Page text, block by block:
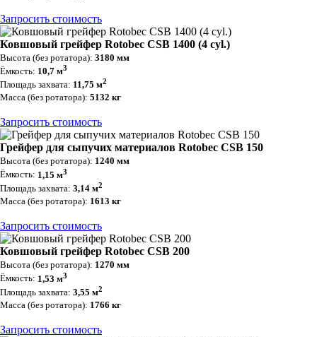
Запросить стоимость
Ковшовый грейфер Rotobec CSB 1400 (4 cyl.)
Высота (без ротатора): 3180 мм
Ёмкость: 10,7 м3
Площадь захвата: 11,75 м2
Масса (без ротатора): 5132 кг
Запросить стоимость
Грейфер для сыпучих материалов Rotobec CSB 150
Высота (без ротатора): 1240 мм
Ёмкость: 1,15 м3
Площадь захвата: 3,14 м2
Масса (без ротатора): 1613 кг
Запросить стоимость
Ковшовый грейфер Rotobec CSB 200
Высота (без ротатора): 1270 мм
Ёмкость: 1,53 м3
Площадь захвата: 3,55 м2
Масса (без ротатора): 1766 кг
Запросить стоимость